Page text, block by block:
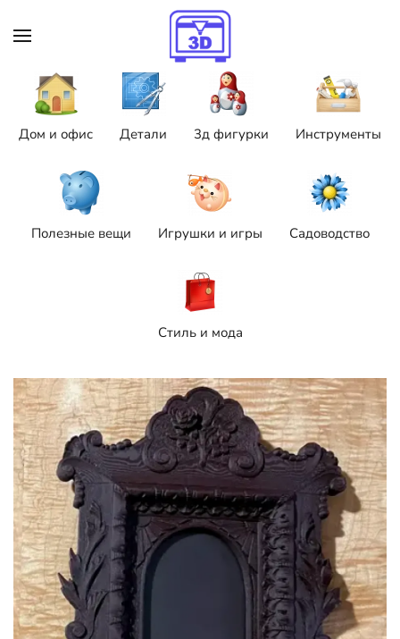
Skip to main content
Дом и офис Детали 3д фигурки Инструменты
Полезные вещи Игрушки и игры Садоводство
Стиль и мода